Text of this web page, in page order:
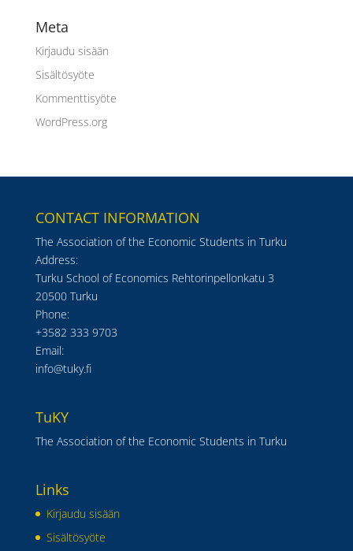
Meta
Kirjaudu sisään
Sisältösyöte
Kommenttisyöte
WordPress.org
CONTACT INFORMATION
The Association of the Economic Students in Turku
Address:
Turku School of Economics Rehtorinpellonkatu 3
20500 Turku
Phone:
+3582 333 9703
Email:
info@tuky.fi
TuKY
The Association of the Economic Students in Turku
Links
Kirjaudu sisään
Sisältösyöte